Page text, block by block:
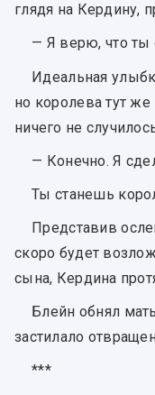
глядя на Кердину,
— Я верю, что
Идеальная
но королева тут же
ничего не
— Конечно. Я
Ты станешь
Представив
скоро будет
сына, Кердина
Блейн обнял
застилало
***